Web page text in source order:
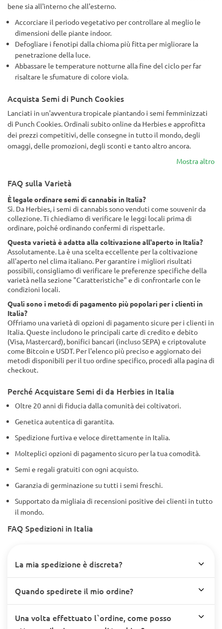
bene sia all'interno che all'esterno.
Accorciare il periodo vegetativo per controllare al meglio le
dimensioni delle piante indoor.
Defogliare i fenotipi dalla chioma più fitta per migliorare la
penetrazione della luce.
Abbassare le temperature notturne alla fine del ciclo per far
risaltare le sfumature di colore viola.
Acquista Semi di Punch Cookies
Lanciati in un'avventura tropicale piantando i semi femminizzati
di Punch Cookies. Ordinali subito online da Herbies e approfitta
dei prezzi competitivi, delle consegne in tutto il mondo, degli
omaggi, delle promozioni, degli sconti e tanto altro ancora.
Mostra altro
FAQ sulla Varietà
È legale ordinare semi di cannabis in Italia?
Sì. Da Herbies, i semi di cannabis sono venduti come souvenir da
collezione. Ti chiediamo di verificare le leggi locali prima di
ordinare, poiché ordinando confermi di rispettarle.
Questa varietà è adatta alla coltivazione all'aperto in Italia?
Assolutamente. La è una scelta eccellente per la coltivazione
all'aperto nel clima italiano. Per garantire i migliori risultati
possibili, consigliamo di verificare le preferenze specifiche della
varietà nella sezione "Caratteristiche" e di confrontarle con le
condizioni locali.
Quali sono i metodi di pagamento più popolari per i clienti in
Italia?
Offriamo una varietà di opzioni di pagamento sicure per i clienti in
Italia. Queste includono le principali carte di credito e debito
(Visa, Mastercard), bonifici bancari (incluso SEPA) e criptovalute
come Bitcoin e USDT. Per l'elenco più preciso e aggiornato dei
metodi disponibili per il tuo ordine specifico, procedi alla pagina di
checkout.
Perché Acquistare Semi di da Herbies in Italia
Oltre 20 anni di fiducia dalla comunità dei coltivatori.
Genetica autentica di garantita.
Spedizione furtiva e veloce direttamente in Italia.
Molteplici opzioni di pagamento sicuro per la tua comodità.
Semi e regali gratuiti con ogni acquisto.
Garanzia di germinazione su tutti i semi freschi.
Supportato da migliaia di recensioni positive dei clienti in tutto
il mondo.
FAQ Spedizioni in Italia
La mia spedizione è discreta?
Quando spedirete il mio ordine?
Una volta effettuato l`ordine, come posso